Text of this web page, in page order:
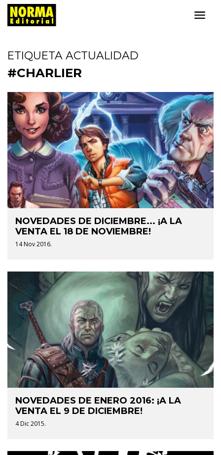
ETIQUETA ACTUALIDAD
#CHARLIER
NOVEDADES DE DICIEMBRE... ¡A LA
VENTA EL 18 DE NOVIEMBRE!
14 Nov 2016.
NOVEDADES DE ENERO 2016: ¡A LA
VENTA EL 9 DE DICIEMBRE!
4 Dic 2015.